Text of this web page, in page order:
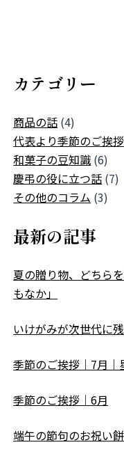
カテゴリー
商品の話 (4)
代表より季節のご挨拶
和菓子の豆知識 (6)
慶弔の役に立つ話 (7)
その他のコラム (3)
最新の記事
夏の贈り物、どちら
もなか」
いけがみが次世代に
季節のご挨拶｜7月｜
季節のご挨拶｜6月
端午の節句のお祝い